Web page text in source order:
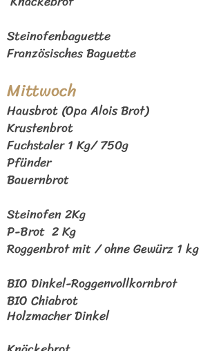
Steinofenbaguette
Französisches Baguette
Mittwoch
Hausbrot (Opa Alois Brot)
Krustenbrot
Fuchstaler 1 Kg/ 750g
Pfünder
Bauernbrot
Steinofen 2Kg
P-Brot 2 Kg
Roggenbrot mit / ohne Gewürz 1 kg
BIO Dinkel-Roggenvollkornbrot
BIO Chiabrot
Holzmacher Dinkel